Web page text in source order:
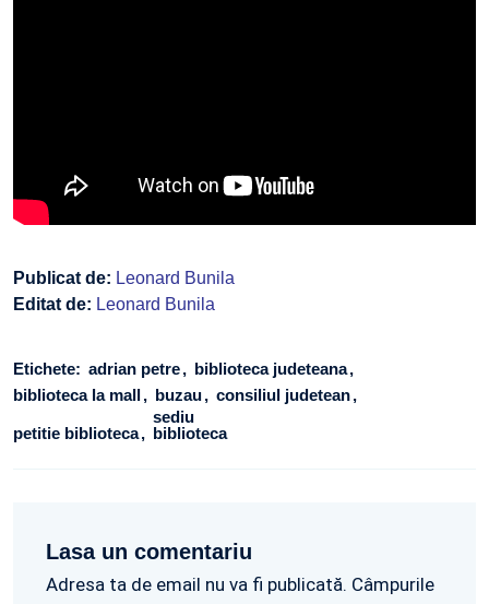
Publicat de: Leonard Bunila
Editat de: Leonard Bunila
Etichete: adrian petre biblioteca judeteana
biblioteca la mall buzau consiliul judetean
petitie biblioteca
sediu
biblioteca
Lasa un comentariu
Adresa ta de email nu va fi publicată. Câmpurile